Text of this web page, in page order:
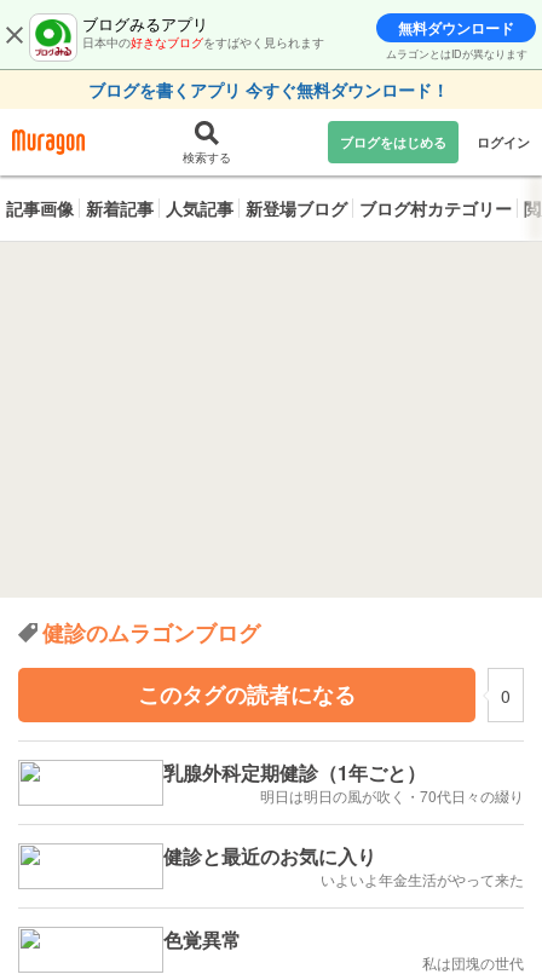
ブログみるアプリ
日本中の好きなブログをすばやく見られます
無料ダウンロード
ムラゴンとはIDが異なります
ブログを書くアプリ 今すぐ無料ダウンロード！
検索する
ブログをはじめる ログイン
記事画像 新着記事 人気記事 新登場ブログ ブログ村カテゴリー
健診のムラゴンブログ
このタグの読者になる
0
乳腺外科定期健診（1年ごと）
明日は明日の風が吹く・70代日々の綴り
健診と最近のお気に入り
いよいよ年金生活がやって来た
色覚異常
私は団塊の世代